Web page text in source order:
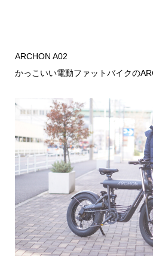
ARCHON A02
かっこいい電動ファットバイクの